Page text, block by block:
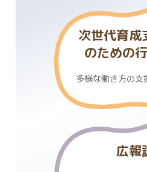
次世代育成
のための
多様な働き方の支
広報